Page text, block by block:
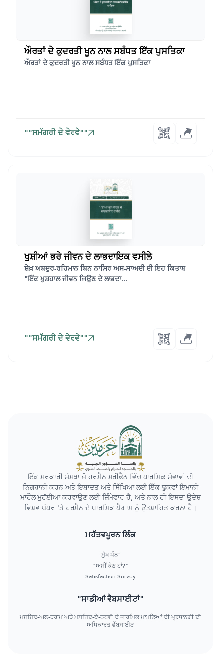
ਔਰਤਾਂ ਦੇ ਕੁਦਰਤੀ ਖੂਨ ਨਾਲ ਸਬੰਧਤ ਇੱਕ ਪੁਸਤਿਕਾ
ਔਰਤਾਂ ਦੇ ਕੁਦਰਤੀ ਖੂਨ ਨਾਲ ਸਬੰਧਤ ਇੱਕ ਪੁਸਤਿਕਾ
""ਸਮੱਗਰੀ ਦੇ ਵੇਰਵੇ""
ਖੁਸ਼ੀਆਂ ਭਰੇ ਜੀਵਨ ਦੇ ਲਾਭਦਾਇਕ ਵਸੀਲੇ
ਸ਼ੇਖ਼ ਅਬਦੁਰ-ਰਹਿਮਾਨ ਬਿਨ ਨਾਸਿਰ ਅਸ-ਸਾਅਦੀ ਦੀ ਇਹ ਕਿਤਾਬ
"ਇੱਕ ਖੁਸ਼ਹਾਲ ਜੀਵਨ ਜਿਉਣ ਦੇ ਲਾਭਦਾ...
""ਸਮੱਗਰੀ ਦੇ ਵੇਰਵੇ""
ਇੱਕ ਸਰਕਾਰੀ ਸੰਸਥਾ ਜੋ ਹਰਮੈਨ ਸ਼ਰੀਫ਼ੈਨ ਵਿੱਚ ਧਾਰਮਿਕ ਸੇਵਾਵਾਂ ਦੀ
ਨਿਗਰਾਨੀ ਕਰਨ ਅਤੇ ਇਬਾਦਤ ਅਤੇ ਸਿੱਖਿਆ ਲਈ ਇੱਕ ਢੁਕਵਾਂ ਇਮਾਨੀ
ਮਾਹੌਲ ਮੁਹੱਈਆ ਕਰਵਾਉਣ ਲਈ ਜ਼ਿੰਮੇਵਾਰ ਹੈ, ਅਤੇ ਨਾਲ ਹੀ ਇਸਦਾ ਉਦੇਸ਼
ਵਿਸ਼ਵ ਪੱਧਰ 'ਤੇ ਹਰਮੈਨ ਦੇ ਧਾਰਮਿਕ ਪੈਗ਼ਾਮ ਨੂੰ ਉਤਸ਼ਾਹਿਤ ਕਰਨਾ ਹੈ।
ਮਹੱਤਵਪੂਰਨ ਲਿੰਕ
ਮੁੱਖ ਪੰਨਾ
"ਅਸੀਂ ਕੋਣ ਹਾਂ?"
Satisfaction Survey
"ਸਾਡੀਆਂ ਵੈਬਸਾਈਟਾਂ"
ਮਸਜਿਦ-ਅਲ-ਹਰਾਮ ਅਤੇ ਮਸਜਿਦ-ਏ-ਨਬਵੀ ਦੇ ਧਾਰਮਿਕ ਮਾਮਲਿਆਂ ਦੀ ਪ੍ਰਧਾਨਗੀ ਦੀ
ਅਧਿਕਾਰਤ ਵੈੱਬਸਾਈਟ